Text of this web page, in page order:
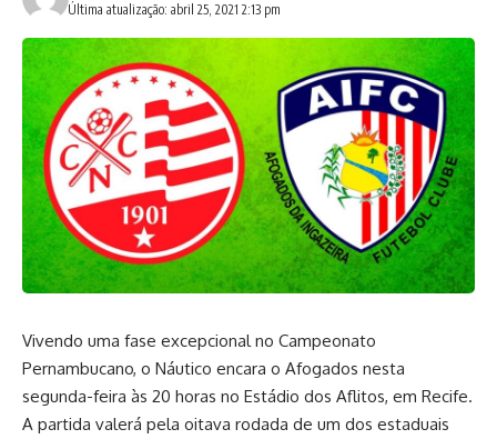
Última atualização: abril 25, 2021 2:13 pm
Vivendo uma fase excepcional no Campeonato
Pernambucano, o Náutico encara o Afogados nesta
segunda-feira às 20 horas no Estádio dos Aflitos, em Recife.
A partida valerá pela oitava rodada de um dos estaduais